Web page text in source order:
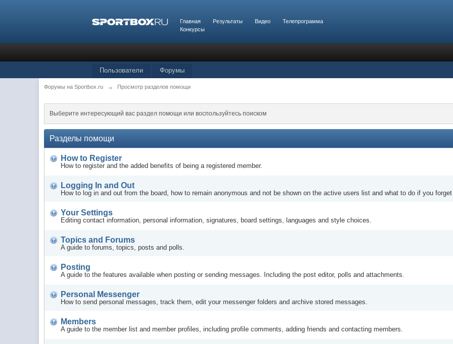
Главная Результаты Видео
Телепрограмма
Конкурсы
Пользователи Форумы
Форумы на Sportbox.ru → Просмотр разделов помощи
Выберите интересующий вас раздел помощи или воспользуйтесь поиском
Разделы помощи
How to Register
How to register and the added benefits of being a registered member.
Logging In and Out
How to log in and out from the board, how to remain anonymous and not be shown on the active users list and what to do if you
Your Settings
Editing contact information, personal information, signatures, board settings, languages and style choices.
Topics and Forums
A guide to forums, topics, posts and polls.
Posting
A guide to the features available when posting or sending messages. Including the post editor, polls and attachments.
Personal Messenger
How to send personal messages, track them, edit your messenger folders and archive stored messages.
Members
A guide to the member list and member profiles, including profile comments, adding friends and contacting members.